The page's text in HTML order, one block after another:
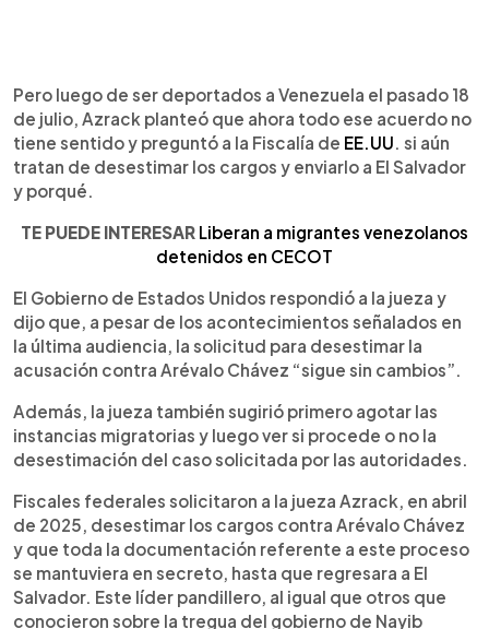
Pero luego de ser deportados a Venezuela el pasado 18
de julio, Azrack planteó que ahora todo ese acuerdo no
tiene sentido y preguntó a la Fiscalía de EE.UU . si aún
tratan de desestimar los cargos y enviarlo a El Salvador
y porqué.
TE PUEDE INTERESAR Liberan a migrantes venezolanos
detenidos en CECOT
El Gobierno de Estados Unidos respondió a la jueza y
dijo que, a pesar de los acontecimientos señalados en
la última audiencia, la solicitud para desestimar la
acusación contra Arévalo Chávez “sigue sin cambios”.
Además, la jueza también sugirió primero agotar las
instancias migratorias y luego ver si procede o no la
desestimación del caso solicitada por las autoridades.
Fiscales federales solicitaron a la jueza Azrack, en abril
de 2025, desestimar los cargos contra Arévalo Chávez
y que toda la documentación referente a este proceso
se mantuviera en secreto, hasta que regresara a El
Salvador. Este líder pandillero, al igual que otros que
conocieron sobre la tregua del gobierno de Nayib